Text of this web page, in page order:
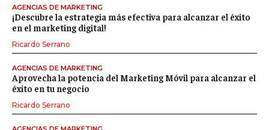
AGENCIAS DE MARKETING
¡Descubre la estrategia más efectiva para alcanzar el éxito
en el marketing digital!
Ricardo Serrano
AGENCIAS DE MARKETING
Aprovecha la potencia del Marketing Móvil para alcanzar el
éxito en tu negocio
Ricardo Serrano